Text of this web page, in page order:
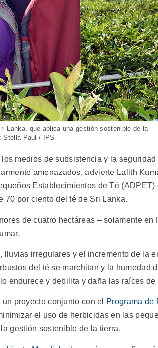
Lanka, que aplica una gestión sostenible de la
Stella Paul / IPS
medios de subsistencia y la seguridad
amenazados, advierte Lalith
Establecimientos de Té (ADPET)
70 por ciento del té de Sri Lanka.
de cuatro hectáreas – solamente en
irregulares y el incremento de la
del té se marchitan y la humedad
endurece y debilita y daña las raíces de
proyecto conjunto con el
Programa de
el uso de herbicidas en las
gestión sostenible de la tierra.